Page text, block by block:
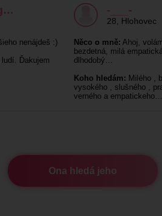
nenájdeš :)
Ďakujem
-___-
28 Hlohovec
Něco o mně: Ahoj,
bezdetná, milá
dlhodobý…
Koho hledám: Milého ,
vysokého , slušného ,
verného a empatickeho…
Ona hledá jeho